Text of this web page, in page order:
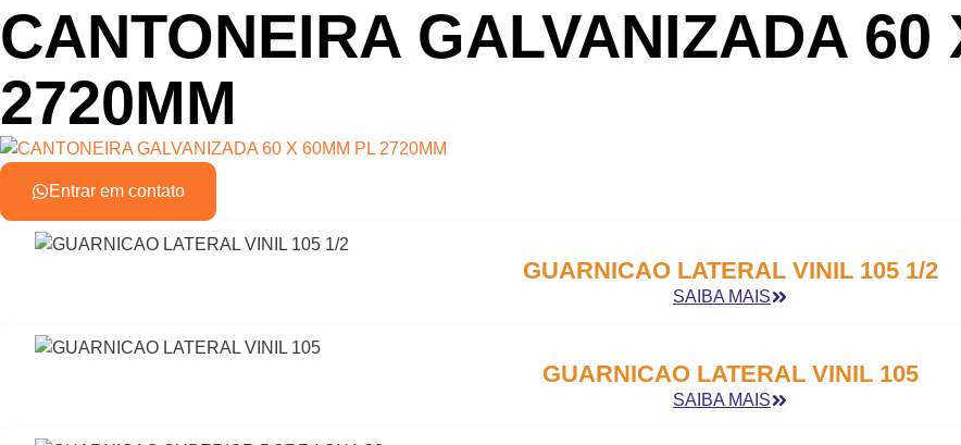
CANTONEIRA GALVANIZADA 60
2720MM
Entrar em contato
GUARNICAO LATERAL VINIL 105 1/2
SAIBA MAIS
GUARNICAO LATERAL VINIL 105
SAIBA MAIS